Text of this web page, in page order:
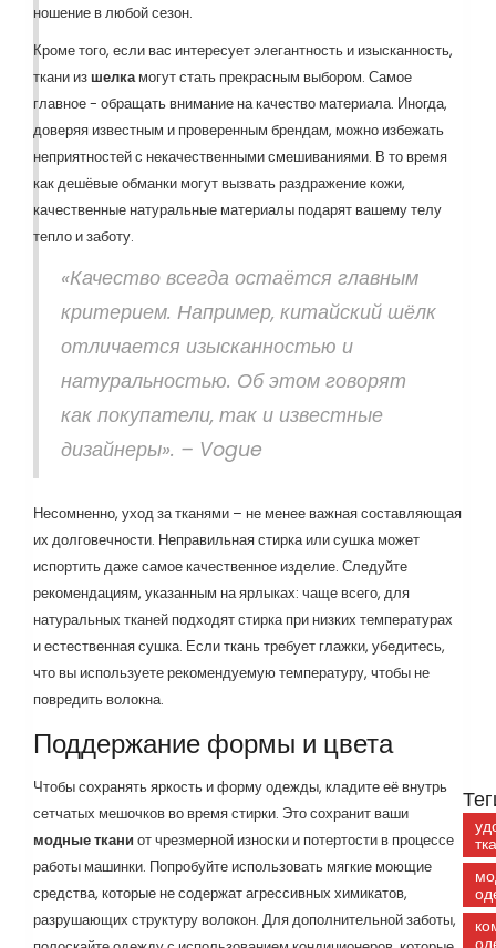
ношение в любой сезон.
Кроме того, если вас интересует элегантность и изысканность,
ткани из шелкамогут стать прекрасным выбором. Самое
главное - обращать внимание на качество материала. Иногда,
доверяя известным и проверенным брендам, можно избежать
неприятностей с некачественными смешиваниями. В то время
как дешёвые обманки могут вызвать раздражение кожи,
качественные натуральные материалы подарят вашему телу
тепло и заботу.
«Качество всегда остаётся главным
критерием. Например, китайский шёлк
отличается изысканностью и
натуральностью. Об этом говорят
как покупатели, так и известные
дизайнеры». – Vogue
Несомненно, уход за тканями – не менее важная составляющая
их долговечности. Неправильная стирка или сушка может
испортить даже самое качественное изделие. Следуйте
рекомендациям, указанным на ярлыках: чаще всего, для
натуральных тканей подходят стирка при низких температурах
и естественная сушка. Если ткань требует глажки, убедитесь,
что вы используете рекомендуемую температуру, чтобы не
повредить волокна.
Поддержание формы и цвета
Чтобы сохранять яркость и форму одежды, кладите её внутрь
сетчатых мешочков во время стирки. Это сохранит ваши
модные ткани от чрезмерной износки и потертости в процессе
работы машинки. Попробуйте использовать мягкие моющие
средства, которые не содержат агрессивных химикатов,
разрушающих структуру волокон. Для дополнительной заботы,